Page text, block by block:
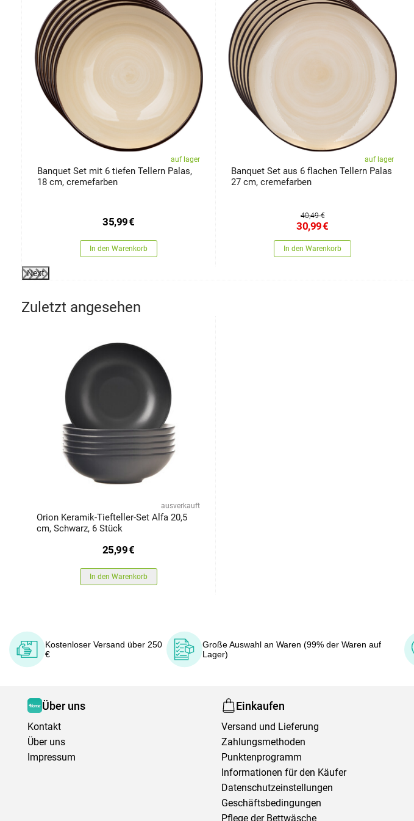
auf lager
Banquet Set mit 6 tiefen Tellern Palas,
18 cm, cremefarben
35,99€
In den Warenkorb
auf lager
Banquet Set aus 6 flachen Tellern Palas
27 cm, cremefarben
40,49 €
30,99€
In den Warenkorb
Next
Zuletzt angesehen
ausverkauft
Orion Keramik-Tiefteller-Set Alfa 20,5
cm, Schwarz, 6 Stück
25,99€
In den Warenkorb
Kostenloser Versand über 250
€
Große Auswahl an Waren (99% der Waren auf
Lager)
Über uns
Kontakt
Über uns
Impressum
Einkaufen
Versand und Lieferung
Zahlungsmethoden
Punktenprogramm
Informationen für den Käufer
Datenschutzeinstellungen
Geschäftsbedingungen
Pflege der Bettwäsche